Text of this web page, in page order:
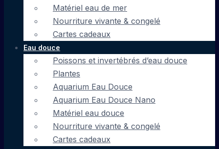
Matériel eau de mer
Nourriture vivante & congelé
Cartes cadeaux
Eau douce
Poissons et invertébrés d’eau douce
Plantes
Aquarium Eau Douce
Aquarium Eau Douce Nano
Matériel eau douce
Nourriture vivante & congelé
Cartes cadeaux